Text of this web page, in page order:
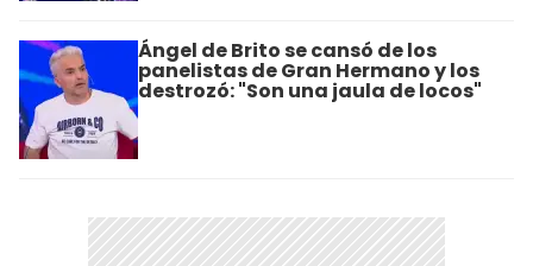
Ángel de Brito se cansó de los
panelistas de Gran Hermano y los
destrozó: "Son una jaula de locos"